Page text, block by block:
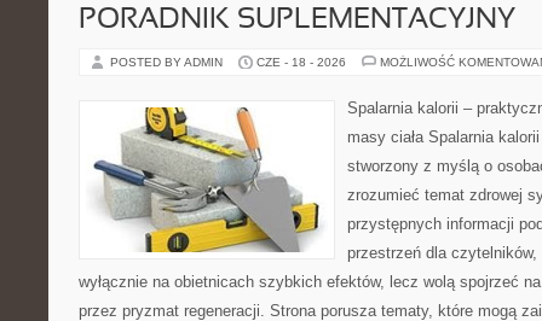
PORADNIK SUPLEMENTACYJNY
POSTED BY ADMIN CZE - 18 - 2026 MOŻLIWOŚĆ
Spalarnia kalorii –
masy ciała Spalarnia
stworzony z myślą o
zrozumieć temat zdrowej
przystępnych informacji
przestrzeń dla
wyłącznie na obietnicach szybkich efektów, lecz wolą spojrzeć
przez pryzmat regeneracji. Strona porusza tematy, które mogą